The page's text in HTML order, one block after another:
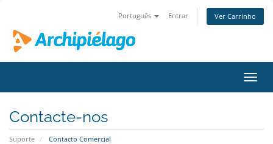
Português Entrar Ver Carrinho
Contacte-nos
Suporte Contacto Comercial